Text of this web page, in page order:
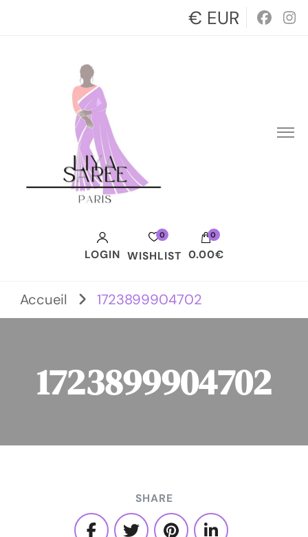
€ EUR
LOGIN
0
WISHLIST
0
0.00€
Votre panier est vide.
Accueil 1723899904702
1723899904702
SHARE